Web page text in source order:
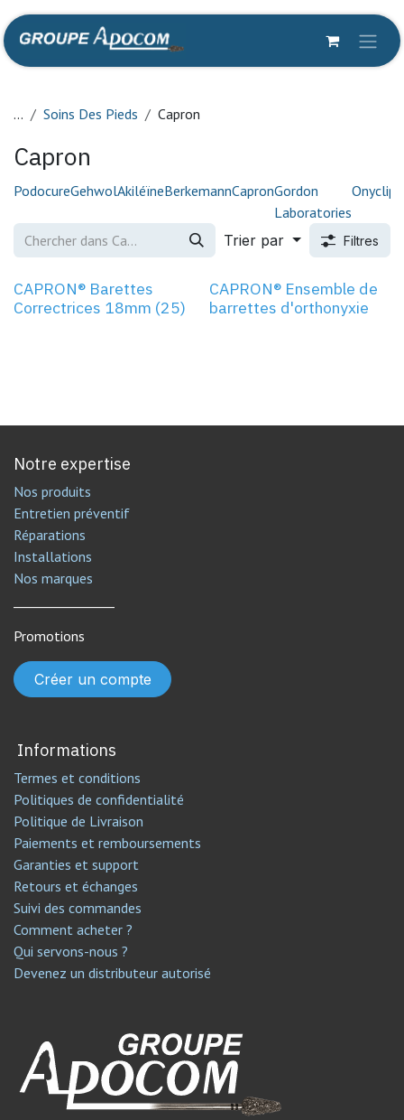
Se rendre au contenu
... Soins Des Pieds Capron
Capron
PodocureGehwolAkiléïneBerkemannCapronGordon
Laboratories
Onyclip
Trier par Filtres
CAPRON® Barettes
Correctrices 18mm (25)
CAPRON® Ensemble de
barrettes d'orthonyxie
Notre expertise
Nos produits
Entretien préventif
Réparations
Installations
Nos marques
Promotions
Créer un compte
Informations
Termes et conditions
Politiques de confidentialité
Politique de Livraison
Paiements et remboursements
Garanties et support
Retours et échanges
Suivi des commandes
Comment acheter ?
Qui servons-nous ?
Devenez un distributeur autorisé